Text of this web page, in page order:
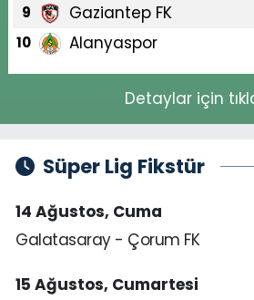
9 Gaziantep FK
10 Alanyaspor
Detaylar için
Süper Lig Fikstür
14 Ağustos, Cuma
Galatasaray - Çorum FK
15 Ağustos, Cumartesi